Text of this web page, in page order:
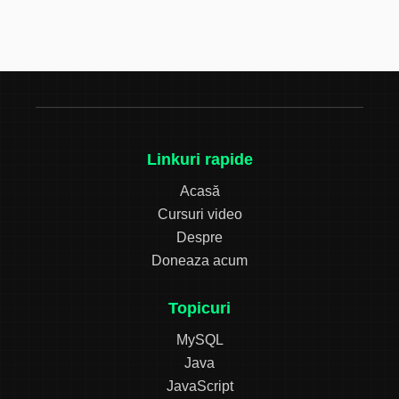
Linkuri rapide
Acasă
Cursuri video
Despre
Doneaza acum
Topicuri
MySQL
Java
JavaScript